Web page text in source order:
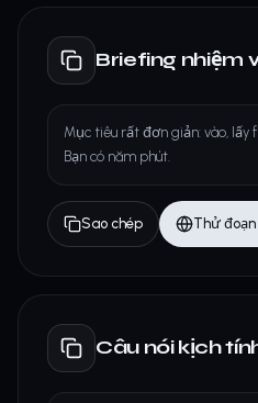
Briefing nhiệm
Mục tiêu rất đơn giản: vào, lấy
Bạn có năm phút.
Sao chép Thử
Câu nói kịch